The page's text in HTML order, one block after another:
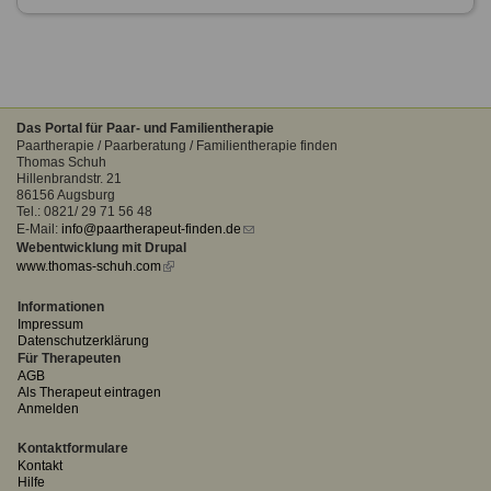
Das Portal für Paar- und Familientherapie
Paartherapie / Paarberatung / Familientherapie finden
Thomas Schuh
Hillenbrandstr. 21
86156 Augsburg
Tel.: 0821/ 29 71 56 48
E-Mail: info@paartherapeut-finden.de (link
Webentwicklung mit Drupal
www.thomas-schuh.com(link
Informationen
Impressum
Datenschutzerklärung
Für Therapeuten
AGB
Als Therapeut eintragen
Anmelden
Kontaktformulare
Kontakt
Hilfe